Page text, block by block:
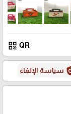
QR
qr_code
سياسة الإلغاء